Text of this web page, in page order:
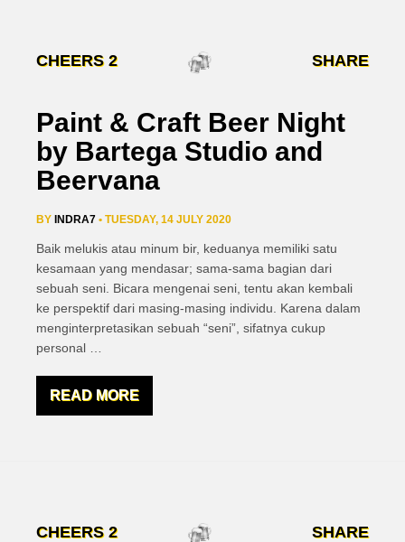
CHEERS 2 SHARE
Paint & Craft Beer Night
by Bartega Studio and
Beervana
BY INDRA7 • TUESDAY, 14 JULY 2020
Baik melukis atau minum bir, keduanya memiliki satu
kesamaan yang mendasar; sama-sama bagian dari
sebuah seni. Bicara mengenai seni, tentu akan kembali
ke perspektif dari masing-masing individu. Karena dalam
menginterpretasikan sebuah “seni”, sifatnya cukup
personal
READ MORE
CHEERS 2 SHARE